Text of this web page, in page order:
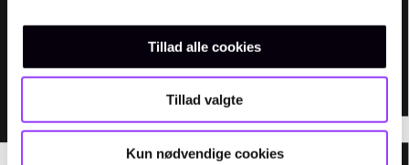
Tillad alle cookies
Tillad valgte
Kun nødvendige cookies